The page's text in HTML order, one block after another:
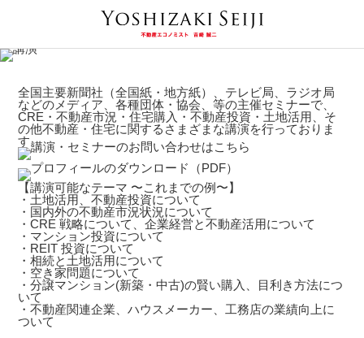
全国主要新聞社（全国紙・地方紙）、テレビ局、ラジオ局
などのメディア、各種団体・協会、等の主催セミナーで、
CRE・不動産市況・住宅購入・不動産投資・土地活用、そ
の他不動産・住宅に関するさまざまな講演を行っておりま
す。
【講演可能なテーマ 〜これまでの例〜】
・土地活用、不動産投資について
・国内外の不動産市況状況について
・CRE 戦略について、企業経営と不動産活用について
・マンション投資について
・REIT 投資について
・相続と土地活用について
・空き家問題について
・分譲マンション(新築・中古)の賢い購入、目利き方法につ
いて
・不動産関連企業、ハウスメーカー、工務店の業績向上に
ついて